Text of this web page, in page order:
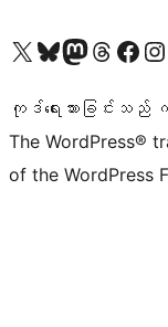
ကျွန်ုပ်တို့၏ X (ယခင် Twitter) အကောင့်သို့ သွားရောက်ကြည့်ရှုပါကျွန်ုပ်တို့၏ Bluesky အကောင့်သို့ ဝင်ရောက်ကြည့်ရှုရန်
ကျွန်ုပ်တို့၏ Mastodon အကောင့်သို့ သွားရောက်ကြည့်ရှုပါကျွန်ုပ်တို့၏ Threads အကောင့်သို့ ဝင်ရောက်ကြည့်ရှုရန်
ကျွန်ုပ်တို့၏ Facebook စာမျက်နှာသို့ သွားရောက်ကြည့်ရှုပါကျွန်ုပ်တို့၏ Instagram အကောင့်သို့ သွားရောက်ကြည့်ရှုပါ
ကုဒ်ရေးသားခြင်းသည်
The WordPress®
of the WordPress